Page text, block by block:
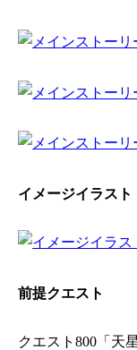
イメージイラスト
前提クエスト
クエスト800「天